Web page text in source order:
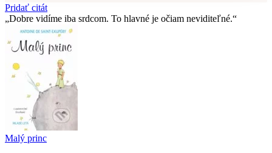
Pridať citát
Dobre vidíme iba srdcom. To hlavné je očiam neviditeľné.
Malý princ